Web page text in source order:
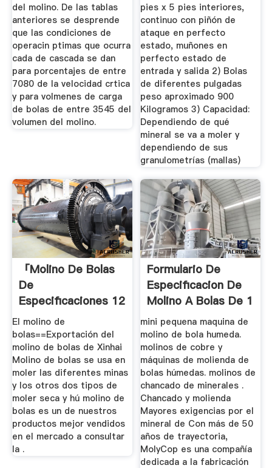
del molino. De las tablas
anteriores se desprende
que las condiciones de
operacin ptimas que ocurra
cada de cascada se dan
para porcentajes de entre
7080 de la velocidad crtica
y para volmenes de carga
de bolas de entre 3545 del
volumen del molino.
pies x 5 pies interiores,
continuo con piñón de
ataque en perfecto
estado, muñones en
perfecto estado de
entrada y salida 2) Bolas
de diferentes pulgadas
peso aproximado 900
Kilogramos 3) Capacidad:
Dependiendo de qué
mineral se va a moler y
dependiendo de sus
granulometrías (mallas)
「molino De Bolas
De
Especificaciones 12
T H」
El molino de
bolas==Exportación del
molino de bolas de Xinhai
Molino de bolas se usa en
moler las diferentes minas
y los otros dos tipos de
moler seca y hú molino de
bolas es un de nuestros
productos mejor vendidos
en el mercado a consultar
la .
Formulario De
Especificacion De
Molino A Bolas De 1
...
mini pequena maquina de
molino de bola humeda.
molinos de cobre y
máquinas de molienda de
bolas húmedas. molinos de
chancado de minerales .
Chancado y molienda
Mayores exigencias por el
mineral de Con más de 50
años de trayectoria,
MolyCop es una compañía
dedicada a la fabricación